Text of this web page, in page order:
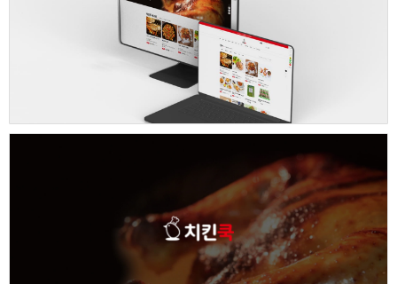
동영상 - 모모스커피㈜
동영상 - 삼양홀딩스
동영상 - 킷캣